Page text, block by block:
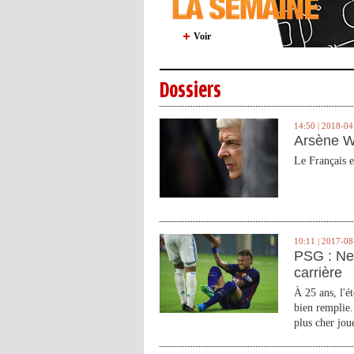
Voir
Dossiers
14:50 | 2018-
Arsène
Le Français
10:11 | 2017-
PSG :
carrière
À 25 ans,
bien
plus cher